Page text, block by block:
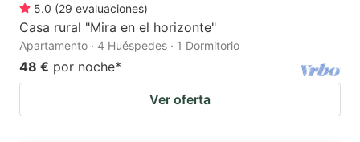
5.0 (29 evaluaciones)
Casa rural "Mira en el horizonte"
Apartamento · 4 Huéspedes · 1 Dormitorio
48 € por noche*
Ver oferta